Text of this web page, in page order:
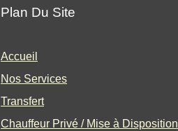
Plan Du Site
Accueil
Nos Services
Transfert
Chauffeur Privé / Mise à Disposition